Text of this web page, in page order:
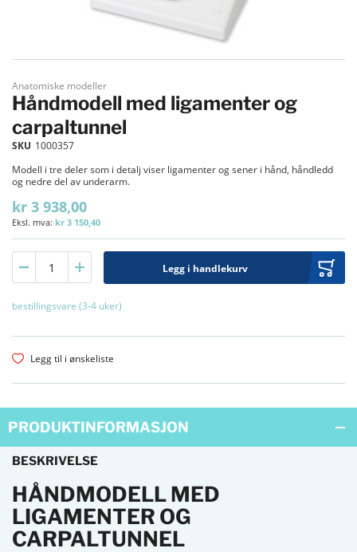
Gå til begynnelsen av bildegalleri
Anatomiske modeller
Håndmodell med ligamenter og
carpaltunnel
SKU 1000357
Modell i tre deler som i detalj viser ligamenter og sener i hånd, håndledd
og nedre del av underarm.
kr 3 938,00
kr 3 150,40
Legg i handlekurv
bestillingsvare (3-4 uker)
Legg til i ønskeliste
PRODUKTINFORMASJON
BESKRIVELSE
HÅNDMODELL MED
LIGAMENTER OG
CARPALTUNNEL